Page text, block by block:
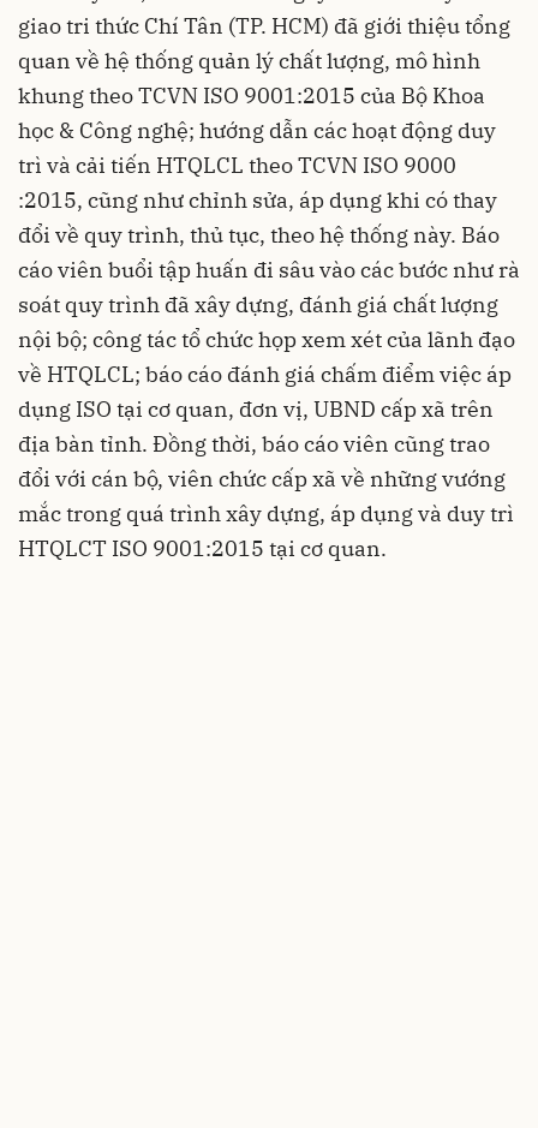
giao tri thức Chí Tân (TP. HCM) đã giới thiệu tổng
quan về hệ thống quản lý chất lượng, mô hình
khung theo TCVN ISO 9001:2015 của Bộ Khoa
học & Công nghệ; hướng dẫn các hoạt động duy
trì và cải tiến HTQLCL theo TCVN ISO 9000
:2015, cũng như chỉnh sửa, áp dụng khi có thay
đổi về quy trình, thủ tục, theo hệ thống này. Báo
cáo viên buổi tập huấn đi sâu vào các bước như rà
soát quy trình đã xây dựng, đánh giá chất lượng
nội bộ; công tác tổ chức họp xem xét của lãnh đạo
về HTQLCL; báo cáo đánh giá chấm điểm việc áp
dụng ISO tại cơ quan, đơn vị, UBND cấp xã trên
địa bàn tỉnh. Đồng thời, báo cáo viên cũng trao
đổi với cán bộ, viên chức cấp xã về những vướng
mắc trong quá trình xây dựng, áp dụng và duy trì
HTQLCT ISO 9001:2015 tại cơ quan.